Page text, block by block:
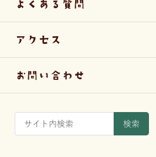
よくある質問
アクセス
お問い合わせ
検索 検索